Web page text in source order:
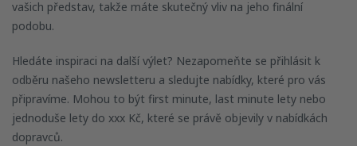
vašich představ, takže máte skutečný vliv na jeho finální
podobu.
Hledáte inspiraci na další výlet? Nezapomeňte se přihlásit k
odběru našeho newsletteru a sledujte nabídky, které pro vás
připravíme. Mohou to být first minute, last minute lety nebo
jednoduše lety do xxx Kč, které se právě objevily v nabídkách
dopravců.